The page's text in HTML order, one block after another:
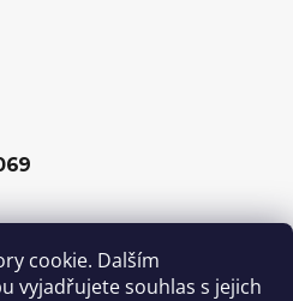
cookie. Dalším
vyjadřujete souhlas s jejich